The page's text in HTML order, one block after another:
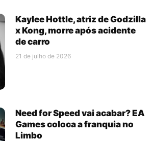
Kaylee Hottle, atriz de Godzilla
x Kong, morre após acidente
de carro
21 de julho de 2026
Need for Speed vai acabar? EA
Games coloca a franquia no
Limbo